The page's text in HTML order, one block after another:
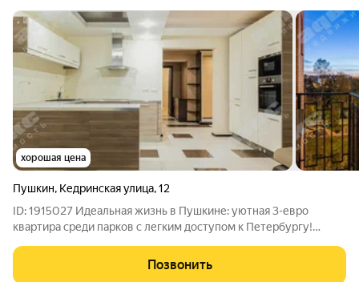
хорошая цена
Пушкин, Кедринская улица,12
ID: 1915027 Идеальная жизнь в Пушкине: уютная 3-евро
квартира среди парков с легким доступом к Петербургу!
для комфортной жизни в живописном городе Пушкине в
окружении знаменитых парков и дворцов.
Позвонить